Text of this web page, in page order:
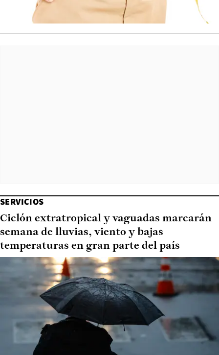
SERVICIOS
Ciclón extratropical y vaguadas marcarán
semana de lluvias, viento y bajas
temperaturas en gran parte del país